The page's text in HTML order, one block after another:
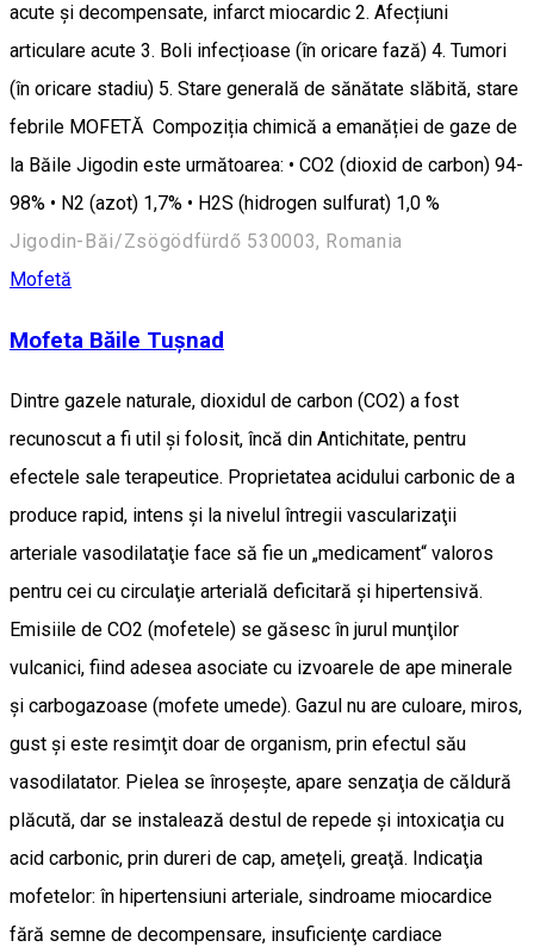
acute și decompensate, infarct miocardic 2. Afecțiuni
articulare acute 3. Boli infecțioase (în oricare fază) 4. Tumori
(în oricare stadiu) 5. Stare generală de sănătate slăbită, stare
febrile MOFETĂ Compoziția chimică a emanăției de gaze de
la Băile Jigodin este următoarea: • CO2 (dioxid de carbon) 94-
98% • N2 (azot) 1,7% • H2S (hidrogen sulfurat) 1,0 %
Jigodin-Băi/Zsögödfürdő 530003, Romania
Mofetă
Mofeta Băile Tușnad
Dintre gazele naturale, dioxidul de carbon (CO2) a fost
recunoscut a fi util şi folosit, încă din Antichitate, pentru
efectele sale terapeutice. Proprietatea acidului carbonic de a
produce rapid, intens şi la nivelul întregii vascularizaţii
arteriale vasodilataţie face să fie un „medicament“ valoros
pentru cei cu circulaţie arterială deficitară şi hipertensivă.
Emisiile de CO2 (mofetele) se găsesc în jurul munţilor
vulcanici, fiind adesea asociate cu izvoarele de ape minerale
şi carbogazoase (mofete umede). Gazul nu are culoare, miros,
gust şi este resimţit doar de organism, prin efectul său
vasodilatator. Pielea se înroşeşte, apare senzaţia de căldură
plăcută, dar se instalează destul de repede şi intoxicaţia cu
acid carbonic, prin dureri de cap, ameţeli, greaţă. Indicaţia
mofetelor: în hipertensiuni arteriale, sindroame miocardice
fără semne de decompensare, insuficienţe cardiace